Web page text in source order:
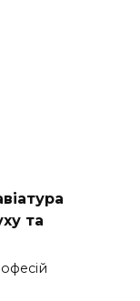
та